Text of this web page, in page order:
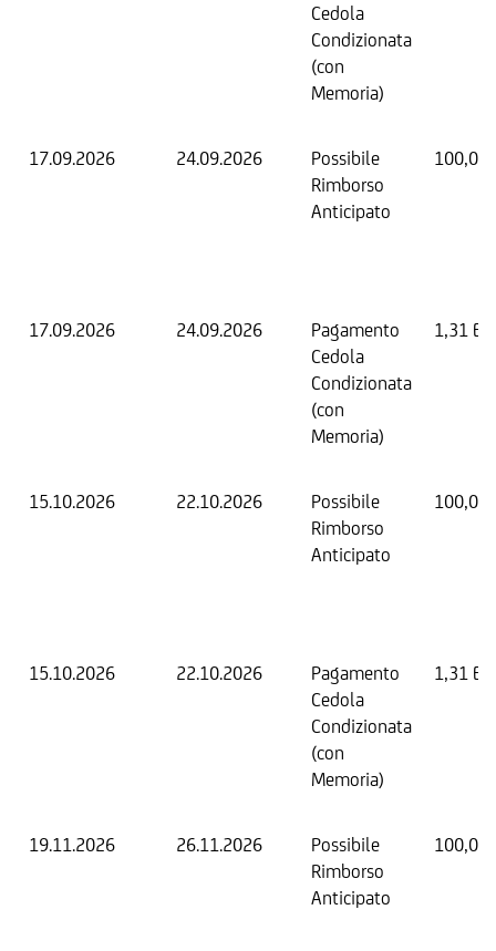
Cedola
Condizionata
(con
Memoria)
17.09.2026 24.09.2026
Possibile
Rimborso
Anticipato
100,00
17.09.2026 24.09.2026
Pagamento
Cedola
Condizionata
(con
Memoria)
1,31
15.10.2026 22.10.2026
Possibile
Rimborso
Anticipato
100,00
15.10.2026 22.10.2026
Pagamento
Cedola
Condizionata
(con
Memoria)
1,31
19.11.2026 26.11.2026
Possibile
Rimborso
Anticipato
100,00